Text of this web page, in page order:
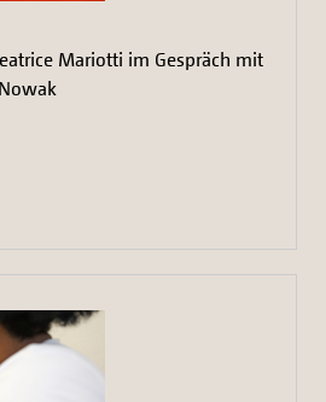
Mariotti im Gespräch mit